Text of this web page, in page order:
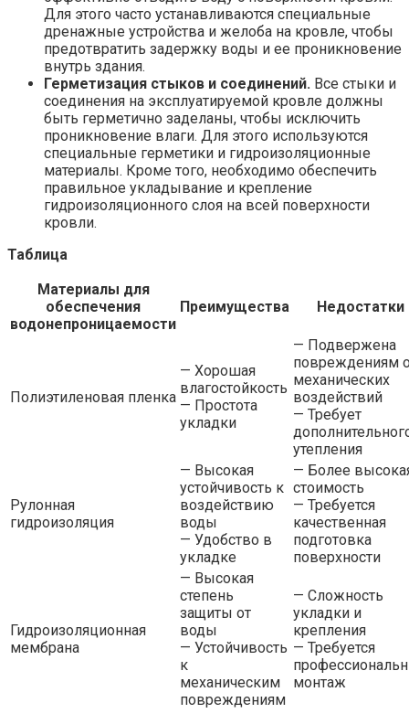
Для этого часто устанавливаются специальные
дренажные устройства и желоба на кровле, чтобы
предотвратить задержку воды и ее проникновение
внутрь здания.
Герметизация стыков и соединений. Все стыки и
соединения на эксплуатируемой кровле должны
быть герметично заделаны, чтобы исключить
проникновение влаги. Для этого используются
специальные герметики и гидроизоляционные
материалы. Кроме того, необходимо обеспечить
правильное укладывание и крепление
гидроизоляционного слоя на всей поверхности
кровли.
Таблица
Материалы для
обеспечения
водонепроницаемости
Преимущества Недостатки
Полиэтиленовая пленка
— Хорошая
влагостойкость
— Простота
укладки
— Подвержена
повреждениям
механических
воздействий
— Требует
утепления
Рулонная
гидроизоляция
— Высокая
устойчивость к
воздействию
воды
— Удобство в
укладке
— Более
стоимость
— Требуется
качественная
подготовка
поверхности
Гидроизоляционная
мембрана
— Высокая
степень
защиты от
воды
— Устойчивость
к
механическим
повреждениям
— Сложность
укладки и
крепления
— Требуется
монтаж